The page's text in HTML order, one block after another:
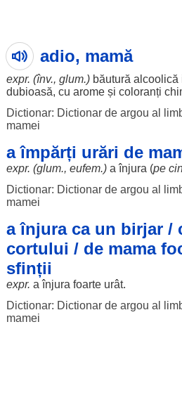
adio, mamă
expr. (înv., glum.) băutură alcoolică
dubioasă, cu aromeși coloranți
Dictionar: Dictionar de argou al
mamei
a împărți urări de
expr. (glum., eufem.)aînjura (pe
Dictionar: Dictionar de argou al
mamei
a înjura ca un birjar /
cortului / de mama
sfinții
expr. aînjura foarte urât.
Dictionar: Dictionar de argou al
mamei